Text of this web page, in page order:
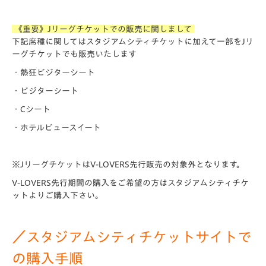
《重要》Jリーグチケットでの販売に関しまして
下記席種に関してはスタジアムシティチケットに加えて一部をJリ
ーグチケットでも販売いたします
・熱狂ビジターシート
・ビジターシート
・Cシート
・ホテルビュースイート
※JリーグチケットはV-LOVERS先行販売の対象外となります。
V-LOVERS先行期間の購入をご希望の方はスタジアムシティチケ
ットよりご購入下さい。
／スタジアムシティチケットサイトで
の購入手順